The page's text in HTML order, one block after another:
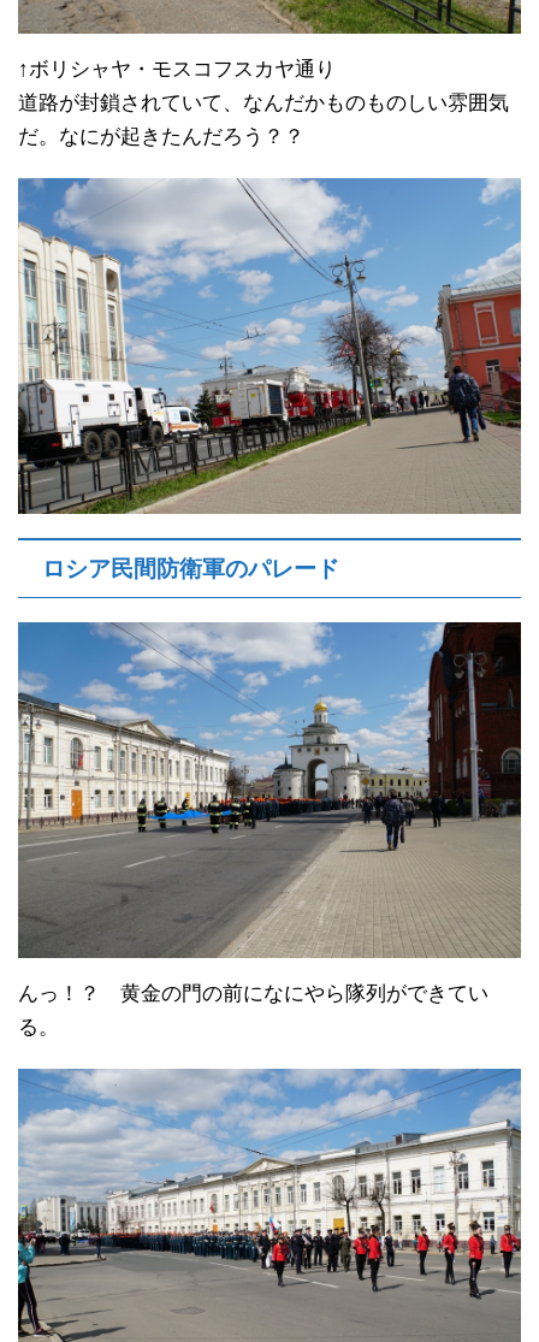
↑ボリシャヤ・モスコフスカヤ通り
道路が封鎖されていて、なんだかものものしい雰囲気
だ。なにが起きたんだろう？？
ロシア民間防衛軍のパレード
んっ！？ 黄金の門の前になにやら隊列ができてい
る。